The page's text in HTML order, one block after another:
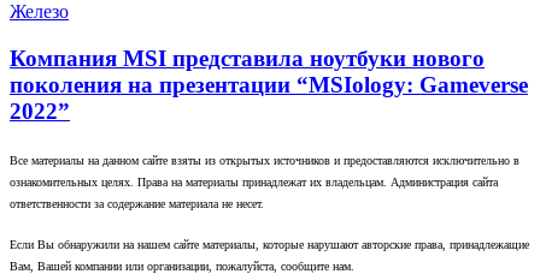
Железо
Компания MSI представила ноутбуки нового
поколения на презентации “MSIology: Gameverse
2022”
Все материалы на данном сайте взяты из открытых источников и предоставляются исключительно в
ознакомительных целях. Права на материалы принадлежат их владельцам. Администрация сайта
ответственности за содержание материала не несет.
Если Вы обнаружили на нашем сайте материалы, которые нарушают авторские права, принадлежащие
Вам, Вашей компании или организации, пожалуйста, сообщите нам.